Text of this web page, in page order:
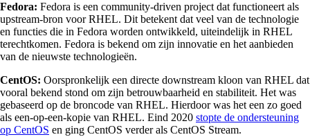
Fedora: Fedora is een community-driven project dat functioneert als
upstream-bron voor RHEL. Dit betekent dat veel van de technologie
en functies die in Fedora worden ontwikkeld, uiteindelijk in RHEL
terechtkomen. Fedora is bekend om zijn innovatie en het aanbieden
van de nieuwste technologieën.
CentOS: Oorspronkelijk een directe downstream kloon van RHEL dat
vooral bekend stond om zijn betrouwbaarheid en stabiliteit. Het was
gebaseerd op de broncode van RHEL. Hierdoor was het een zo goed
als een-op-een-kopie van RHEL. Eind 2020 stopte de ondersteuning
op CentOS en ging CentOS verder als CentOS Stream.